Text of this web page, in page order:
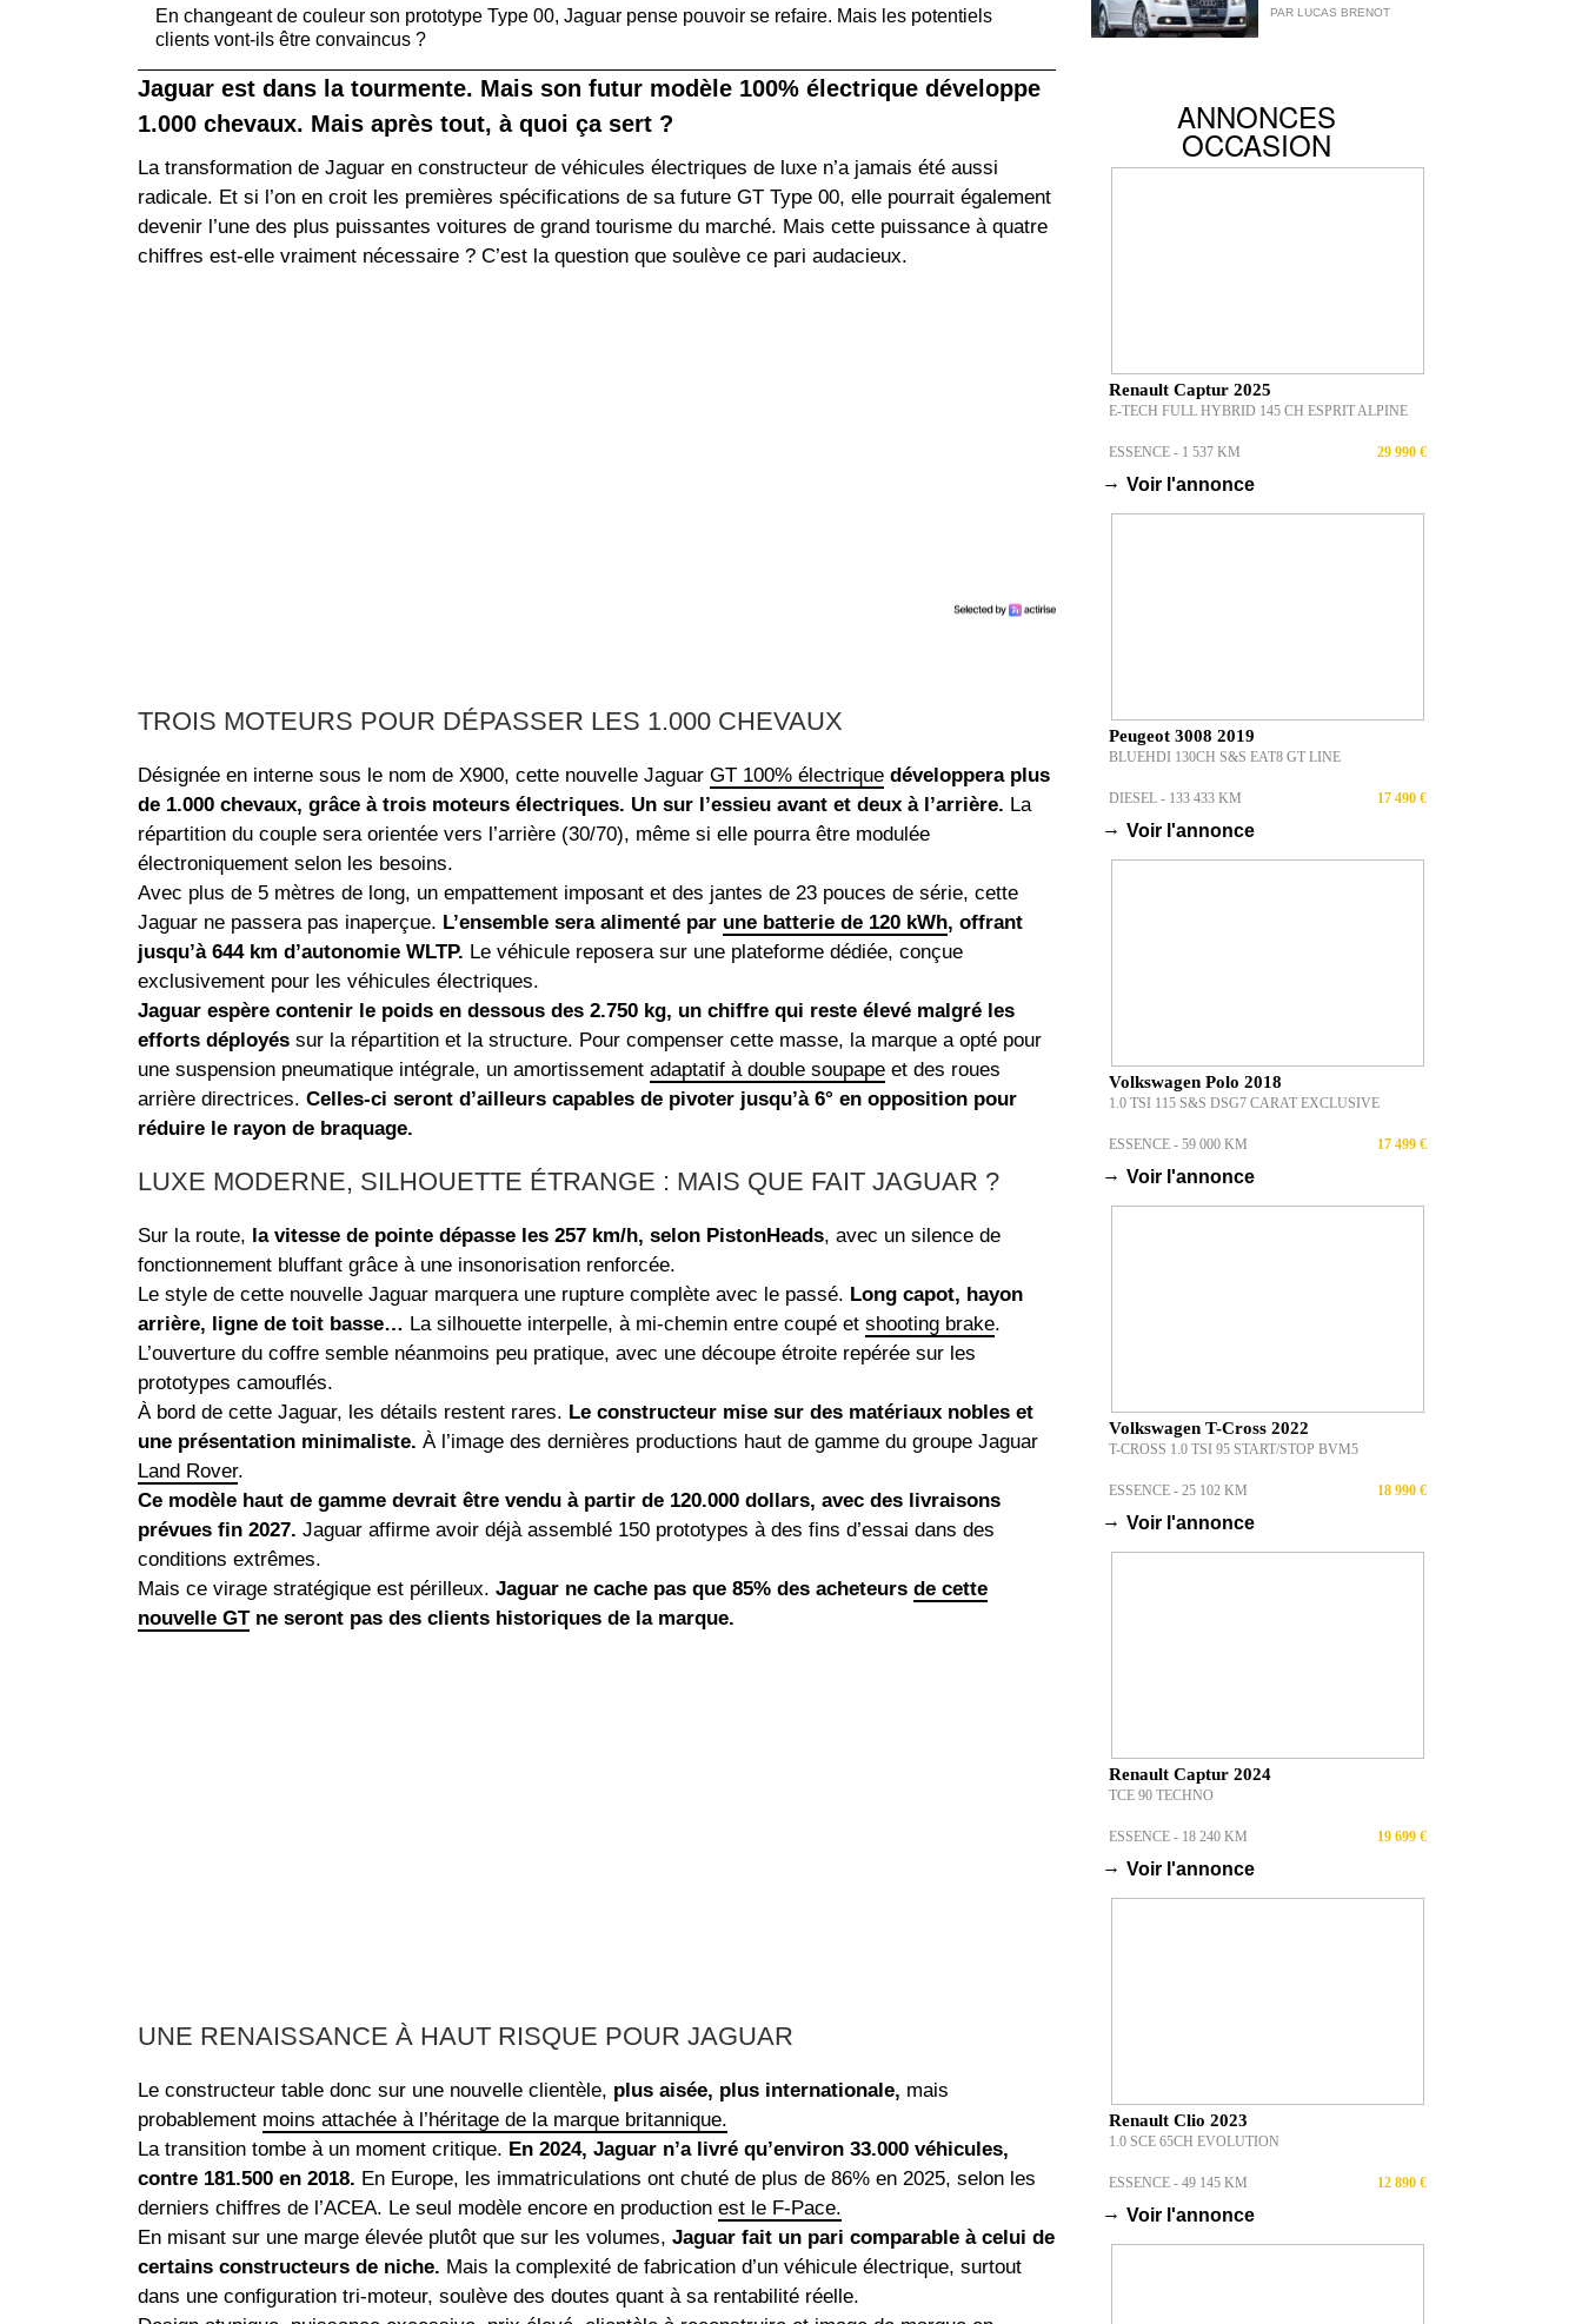
En changeant de couleur son prototype Type 00, Jaguar pense pouvoir se refaire. Mais les potentiels
clients vont-ils être convaincus ?
Jaguar est dans la tourmente. Mais son futur modèle 100% électrique développe
1.000 chevaux. Mais après tout, à quoi ça sert ?
La transformation de Jaguar en constructeur de véhicules électriques de luxe n’a jamais été aussi
radicale. Et si l’on en croit les premières spécifications de sa future GT Type 00, elle pourrait également
devenir l’une des plus puissantes voitures de grand tourisme du marché. Mais cette puissance à quatre
chiffres est-elle vraiment nécessaire ? C’est la question que soulève ce pari audacieux.
TROIS MOTEURS POUR DÉPASSER LES 1.000 CHEVAUX
Désignée en interne sous le nom de X900, cette nouvelle Jaguar GT 100% électrique développera plus
de 1.000 chevaux, grâce à trois moteurs électriques. Un sur l’essieu avant et deux à l’arrière. La
répartition du couple sera orientée vers l’arrière (30/70), même si elle pourra être modulée
électroniquement selon les besoins.
Avec plus de 5 mètres de long, un empattement imposant et des jantes de 23 pouces de série, cette
Jaguar ne passera pas inaperçue. L’ensemble sera alimenté par une batterie de 120 kWh, offrant
jusqu’à 644 km d’autonomie WLTP. Le véhicule reposera sur une plateforme dédiée, conçue
exclusivement pour les véhicules électriques.
Jaguar espère contenir le poids en dessous des 2.750 kg, un chiffre qui reste élevé malgré les
efforts déployés sur la répartition et la structure. Pour compenser cette masse, la marque a opté pour
une suspension pneumatique intégrale, un amortissement adaptatif à double soupape et des roues
arrière directrices. Celles-ci seront d’ailleurs capables de pivoter jusqu’à 6° en opposition pour
réduire le rayon de braquage.
LUXE MODERNE, SILHOUETTE ÉTRANGE : MAIS QUE FAIT JAGUAR ?
Sur la route, la vitesse de pointe dépasse les 257 km/h, selon PistonHeads, avec un silence de
fonctionnement bluffant grâce à une insonorisation renforcée.
Le style de cette nouvelle Jaguar marquera une rupture complète avec le passé. Long capot, hayon
arrière, ligne de toit basse… La silhouette interpelle, à mi-chemin entre coupé et shooting brake.
L’ouverture du coffre semble néanmoins peu pratique, avec une découpe étroite repérée sur les
prototypes camouflés.
À bord de cette Jaguar, les détails restent rares. Le constructeur mise sur des matériaux nobles et
une présentation minimaliste. À l’image des dernières productions haut de gamme du groupe Jaguar
Land Rover.
Ce modèle haut de gamme devrait être vendu à partir de 120.000 dollars, avec des livraisons
prévues fin 2027. Jaguar affirme avoir déjà assemblé 150 prototypes à des fins d’essai dans des
conditions extrêmes.
Mais ce virage stratégique est périlleux. Jaguar ne cache pas que 85% des acheteurs de cette
nouvelle GTne seront pas des clients historiques de la marque.
UNE RENAISSANCE À HAUT RISQUE POUR JAGUAR
Le constructeur table donc sur une nouvelle clientèle, plus aisée, plus internationale, mais
probablement moins attachée à l’héritage de la marque britannique.
La transition tombe à un moment critique. En 2024, Jaguar n’a livré qu’environ 33.000 véhicules,
contre 181.500 en 2018. En Europe, les immatriculations ont chuté de plus de 86% en 2025, selon les
derniers chiffres de l’ACEA. Le seul modèle encore en production est le F-Pace.
En misant sur une marge élevée plutôt que sur les volumes, Jaguar fait un pari comparable à celui de
certains constructeurs de niche. Mais la complexité de fabrication d’un véhicule électrique, surtout
dans une configuration tri-moteur, soulève des doutes quant à sa rentabilité réelle.
PAR LUCAS BRENOT
ANNONCES
OCCASION
Renault Captur 2025
E-TECH FULL HYBRID 145 CH ESPRIT ALPINE
ESSENCE - 1 537 KM 29 990 €
→ Voir l'annonce
Peugeot 3008 2019
BLUEHDI 130CH S&S EAT8 GT LINE
DIESEL - 133 433 KM 17 490 €
→ Voir l'annonce
Volkswagen Polo 2018
1.0 TSI 115 S&S DSG7 CARAT EXCLUSIVE
ESSENCE - 59 000 KM 17 499 €
→ Voir l'annonce
Volkswagen T-Cross 2022
T-CROSS 1.0 TSI 95 START/STOP BVM5
ESSENCE - 25 102 KM 18 990 €
→ Voir l'annonce
Renault Captur 2024
TCE 90 TECHNO
ESSENCE - 18 240 KM 19 699 €
→ Voir l'annonce
Renault Clio 2023
1.0 SCE 65CH EVOLUTION
ESSENCE - 49 145 KM 12 890 €
→ Voir l'annonce